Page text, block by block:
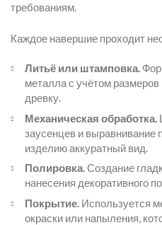
требованиям.
Каждое навершие проходит
Литьё или штамповка.
металла с учётом
древку.
Механическая обработка.
заусенцев и выравнивание
изделию аккуратный вид.
Полировка.Создание
нанесения декоративного
Покрытие. Используется
окраски или напыления,